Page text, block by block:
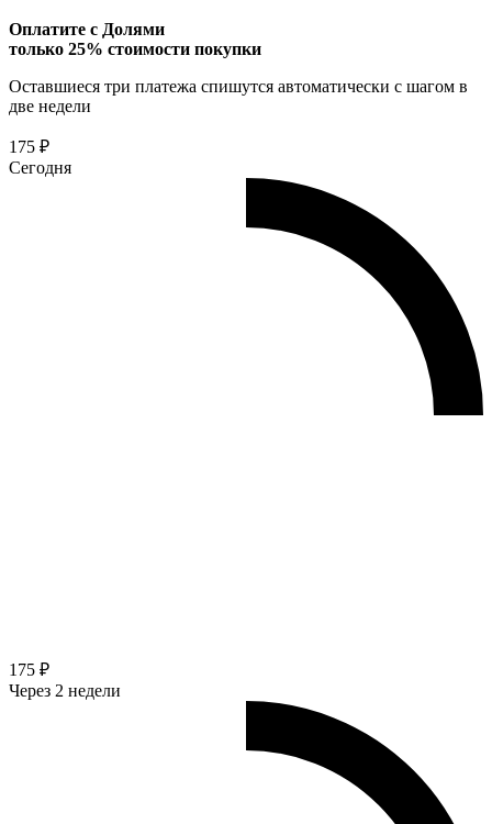
Оплатите с Долями
только 25% стоимости покупки
Оставшиеся три платежа спишутся автоматически с шагом в
две недели
175 ₽
Сегодня
175 ₽
Через 2 недели